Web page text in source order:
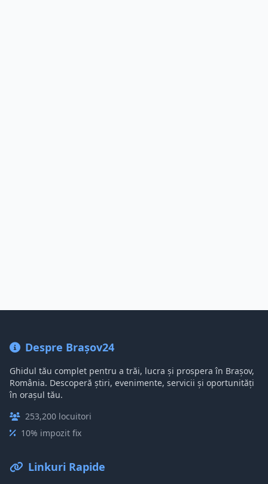
Despre Brașov24
Ghidul tău complet pentru a trăi, lucra și prospera în Brașov,
România. Descoperă știri, evenimente, servicii și oportunități
în orașul tău.
253,200 locuitori
10% impozit fix
Linkuri Rapide